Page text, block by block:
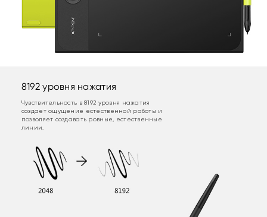
8192 уровня нажатия
Чувствительность в 8192 уровня нажатия
создает ощущение естественной работы и
позволяет создавать ровные, естественные
линии.